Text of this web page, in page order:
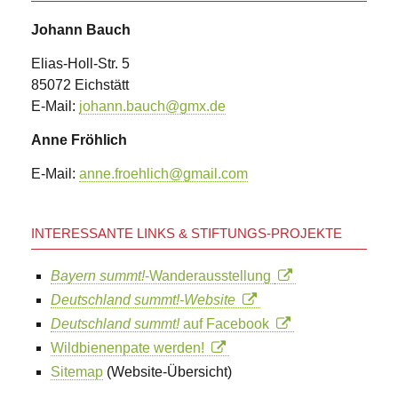
Sales
Biene
Bienentanz
modern
Bienenforschung
HOBOS
Honig
Begleiter
Geschichte
Osterkerze
Sinnbild
Streuobstwiesen
Johann Bauch
Elias-Holl-Str. 5
85072 Eichstätt
E-Mail: johann.bauch@gmx.de
Anne Fröhlich
E-Mail: anne.froehlich@gmail.com
INTERESSANTE LINKS & STIFTUNGS-PROJEKTE
Bayern summt!-Wanderausstellung
Deutschland summt!-Website
Deutschland summt!auf Facebook
Wildbienenpate werden!
Sitemap (Website-Übersicht)